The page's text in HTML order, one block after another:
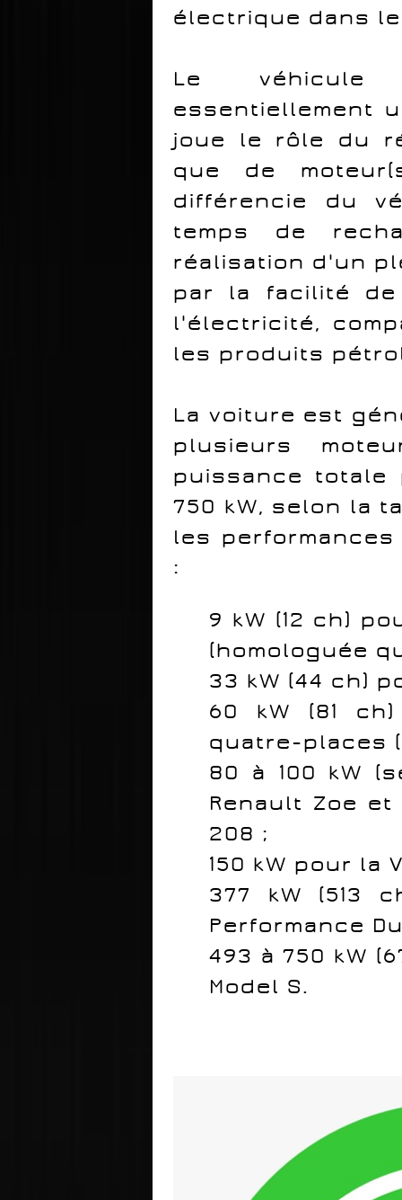
électrique dans
Le véhicule
essentiellement
joue le rôle du
que de
différencie du
temps de
réalisation d'un
par la facilité
l'électricité,
les produits
La voiture est
plusieurs
puissance
750 kW, selon la
les
:
9 kW (12 ch)
(homologuée
33 kW (44 ch)
60 kW (81
quatre-places (
80 à 100 kW
Renault Zoe et
208 ;
150 kW pour la
377 kW (513
Performance
493 à 750 kW
Model S.